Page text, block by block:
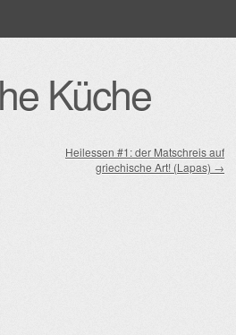
Küche
Heilessen #1: der Matschreis auf
griechische Art! (Lapas) →